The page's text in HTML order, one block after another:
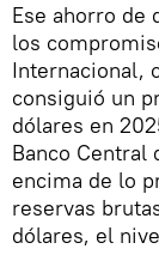
Ese ahorro de
los
Internacional,
consiguió un
dólares en
Banco Central
encima de lo
reservas
dólares, el